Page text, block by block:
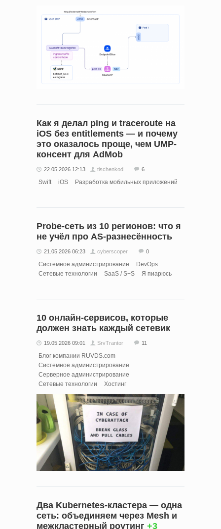
Как я делал ping и traceroute на
iOS без entitlements — и почему
это оказалось проще, чем UMP-
консент для AdMob
22.05.2026 12:13 tischenkod 6
Swift iOS Разработка мобильных приложений
Probe-сеть из 10 регионов: что я
не учёл про AS-разнесённость
21.05.2026 06:23 cyberscoper 0
Системное администрирование
DevOps
Сетевые технологии
SaaS / S+S Я пиарюсь
10 онлайн-сервисов, которые
должен знать каждый сетевик
19.05.2026 09:01 SrvTrantor 11
Блог компании RUVDS.com
Системное администрирование
Серверное администрирование
Сетевые технологии
Хостинг
Два Kubernetes-кластера — одна
сеть: объединяем через Mesh и
межкластерный роутинг +3